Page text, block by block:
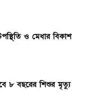
ও মেধার বিকাশ
৮ বছরের শিশুর মৃত্যু